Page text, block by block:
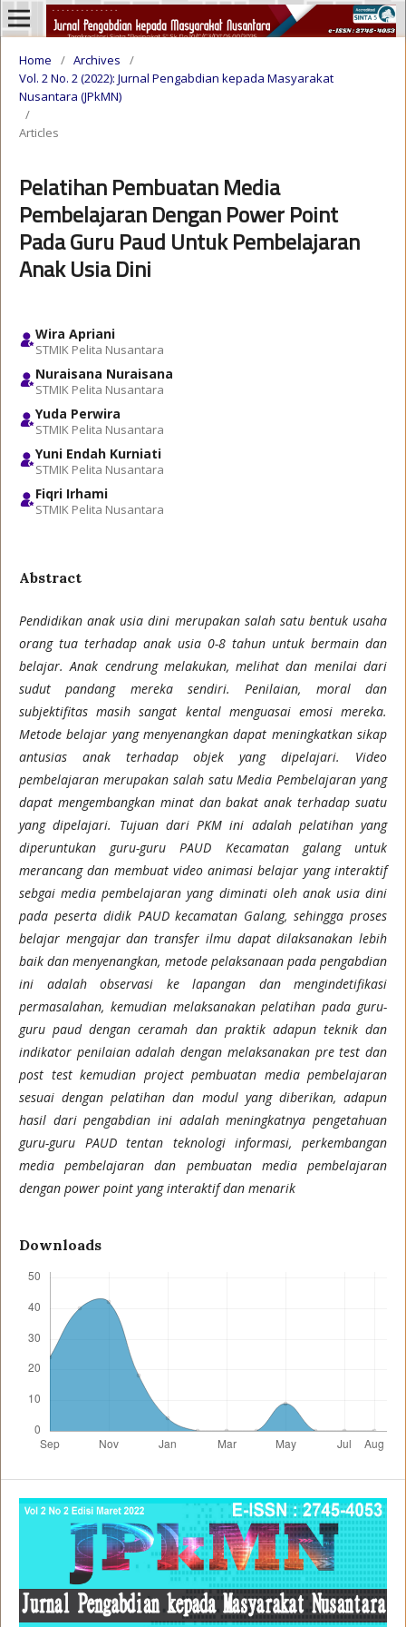
Home / Archives
/
Vol. 2 No. 2 (2022): Jurnal Pengabdian kepada Masyarakat
Nusantara (JPkMN)
/
Articles
Pelatihan Pembuatan Media
Pembelajaran Dengan Power Point
Pada Guru Paud Untuk Pembelajaran
Anak Usia Dini
Wira Apriani
STMIK Pelita Nusantara
Nuraisana Nuraisana
STMIK Pelita Nusantara
Yuda Perwira
STMIK Pelita Nusantara
Yuni Endah Kurniati
STMIK Pelita Nusantara
Fiqri Irhami
STMIK Pelita Nusantara
Abstract
Pendidikan anak usia dini merupakan salah satu bentuk usaha
orang tua terhadap anak usia 0-8 tahun untuk bermain dan
belajar. Anak cendrung melakukan, melihat dan menilai dari
sudut pandang mereka sendiri. Penilaian, moral dan
subjektifitas masih sangat kental menguasai emosi mereka.
Metode belajar yang menyenangkan dapat meningkatkan sikap
antusias anak terhadap objek yang dipelajari. Video
pembelajaran merupakan salah satu Media Pembelajaran yang
dapat mengembangkan minat dan bakat anak terhadap suatu
yang dipelajari. Tujuan dari PKM ini adalah pelatihan yang
diperuntukan guru-guru PAUD Kecamatan galang untuk
merancang dan membuat video animasi belajar yang interaktif
sebgai media pembelajaran yang diminati oleh anak usia dini
pada peserta didik PAUD kecamatan Galang, sehingga proses
belajar mengajar dan transfer ilmu dapat dilaksanakan lebih
baik dan menyenangkan, metode pelaksanaan pada pengabdian
ini adalah observasi ke lapangan dan mengindetifikasi
permasalahan, kemudian melaksanakan pelatihan pada guru-
guru paud dengan ceramah dan praktik adapun teknik dan
indikator penilaian adalah dengan melaksanakan pre test dan
post test kemudian project pembuatan media pembelajaran
sesuai dengan pelatihan dan modul yang diberikan, adapun
hasil dari pengabdian ini adalah meningkatnya pengetahuan
guru-guru PAUD tentan teknologi informasi, perkembangan
media pembelajaran dan pembuatan media pembelajaran
dengan power point yang interaktif dan menarik
Downloads